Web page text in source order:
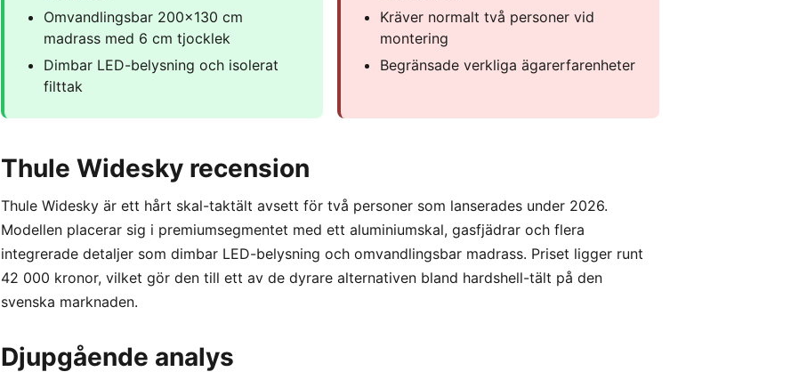
Omvandlingsbar 200x130 cm
madrass med 6 cm tjocklek
Dimbar LED-belysning och isolerat
filttak
Kräver normalt två personer vid
montering
Begränsade verkliga ägarerfarenheter
Thule Widesky recension
Thule Widesky är ett hårt skal-taktält avsett för två personer som lanserades under 2026.
Modellen placerar sig i premiumsegmentet med ett aluminiumskal, gasfjädrar och flera
integrerade detaljer som dimbar LED-belysning och omvandlingsbar madrass. Priset ligger runt
42 000 kronor, vilket gör den till ett av de dyrare alternativen bland hardshell-tält på den
svenska marknaden.
Djupgående analys